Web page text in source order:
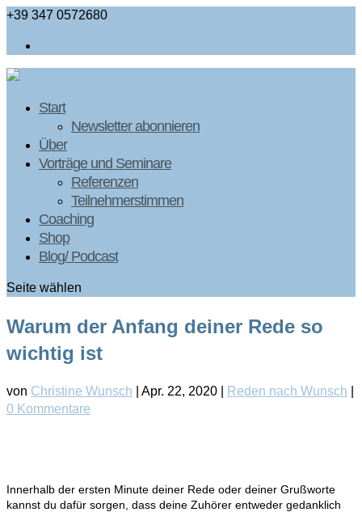
+39 347 0572680
Start
Newsletter abonnieren
Über
Vorträge und Seminare
Referenzen
Teilnehmerstimmen
Coaching
Shop
Blog/ Podcast
Seite wählen
Warum der Anfang deiner Rede so
wichtig ist
von Christine Wunsch Apr. 22, 2020 Reden nach Wunsch
0 Kommentare
Innerhalb der ersten Minute deiner Rede oder deiner Grußworte
kannst du dafür sorgen, dass deine Zuhörer entweder gedanklich